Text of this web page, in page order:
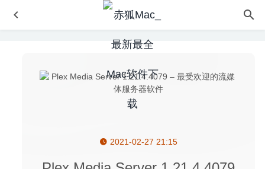
2021-02-27 21:15
Things 3.22.13 中文版-GTD时间日程管理工具
iFastZip – RAR Unarchiver 9.0 中文版-macOS文件压缩与